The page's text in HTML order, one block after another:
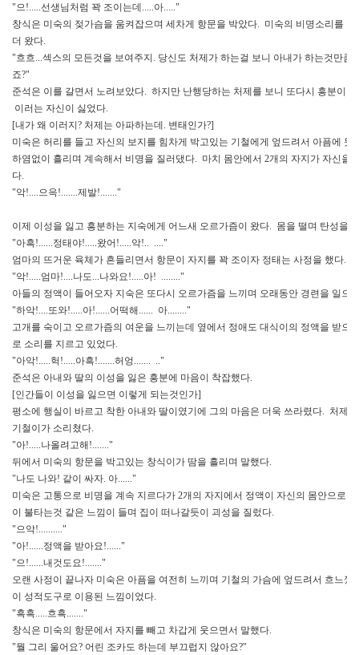
"으!.....선생님처럼 꽉 조이는데.....아....."
창식은 미숙의 젖가슴을 움켜잡으며 세차게 항문을 박았다. 미숙의 비명소리를 들
더 왔다.
"흐흐...섹스의 모든것을 보여주지. 당신도 처제가 하는걸 보니 아내가 하는것만큼
죠?"
준석은 이를 갈면서 노려보았다. 하지만 난행당하는 처제를 보니 또다시 흥분이
이러는 자신이 싫었다.
[내가 왜 이러지? 처제는 아파하는데. 변태인가?]
미숙은 허리를 들고 자신의 보지를 힘차게 박고있는 기철에게 엎드려서 아픔에 못
하염없이 흘리며 계속해서 비명을 질러댔다. 마치 몸안에서 2개의 자지가 자신을
다.
"악!....으윽!.......제발!......."
이제 이성을 잃고 흥분하는 지숙에게 어느새 오르가즘이 왔다. 몸을 떨며 탄성을
"아흑!......정태야!.....왔어!.....악!.. ...."
엄마의 뜨거운 육체가 흔들리면서 항문이 자지를 꽉 조이자 정태는 사정을 했다.
"악!.....엄마!....나도...나와요!.....아! ........"
아들의 정액이 들어오자 지숙은 또다시 오르가즘을 느끼며 오래동안 경련을 일으
"하악!....또와!.....아!......어떡해...... 아........"
고개를 숙이고 오르가즘의 여운을 느끼는데 옆에서 정애도 대식이의 정액을 받으
로 소리를 지르고 있었다.
"아악!.....헉!.....아흑!.......허엉....... .."
준석은 아내와 딸의 이성을 잃은 흥분에 마음이 착잡했다.
[인간들이 이성을 잃으면 이렇게 되는것인가]
평소에 행실이 바르고 착한 아내와 딸이였기에 그의 마음은 더욱 쓰라렸다. 처제
기철이가 소리쳤다.
"아!.....나올려고해!......."
뒤에서 미숙의 항문을 박고있는 창식이가 땀을 흘리며 말했다.
"나도 나와! 같이 싸자. 아......"
미숙은 고통으로 비명을 계속 지르다가 2개의 자지에서 정액이 자신의 몸안으로
이 불타는것 같은 느낌이 들며 집이 떠나갈듯이 괴성을 질렀다.
"으악!.........."
"아!......정액을 받아요!......"
"으!......내것도요!......."
오랜 사정이 끝나자 미숙은 아픔을 여전히 느끼며 기철의 가슴에 엎드려서 흐느꼈
이 성적도구로 이용된 느낌이었다.
"흑흑.....흐흑......."
창식은 미숙의 항문에서 자지를 빼고 차갑게 웃으면서 말했다.
"뭘 그리 울어요? 어린 조카도 하는데 부끄럽지 않아요?"